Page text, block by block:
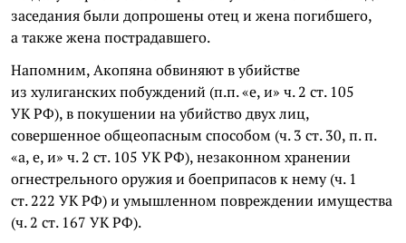
заседания были допрошены отец и жена погибшего,
а также жена пострадавшего.
Напомним, Акопяна обвиняют в убийстве
из хулиганских побуждений (п.п. «е, и» ч. 2 ст. 105
УК РФ), в покушении на убийство двух лиц,
совершенное общеопасным способом (ч. 3 ст. 30, п. п.
«а, е, и» ч. 2 ст. 105 УК РФ), незаконном хранении
огнестрельного оружия и боеприпасов к нему (ч. 1
ст. 222 УК РФ) и умышленном повреждении имущества
(ч. 2 ст. 167 УК РФ).